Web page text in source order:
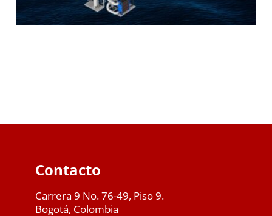
Contacto
Carrera 9 No. 76-49, Piso 9.
Bogotá, Colombia